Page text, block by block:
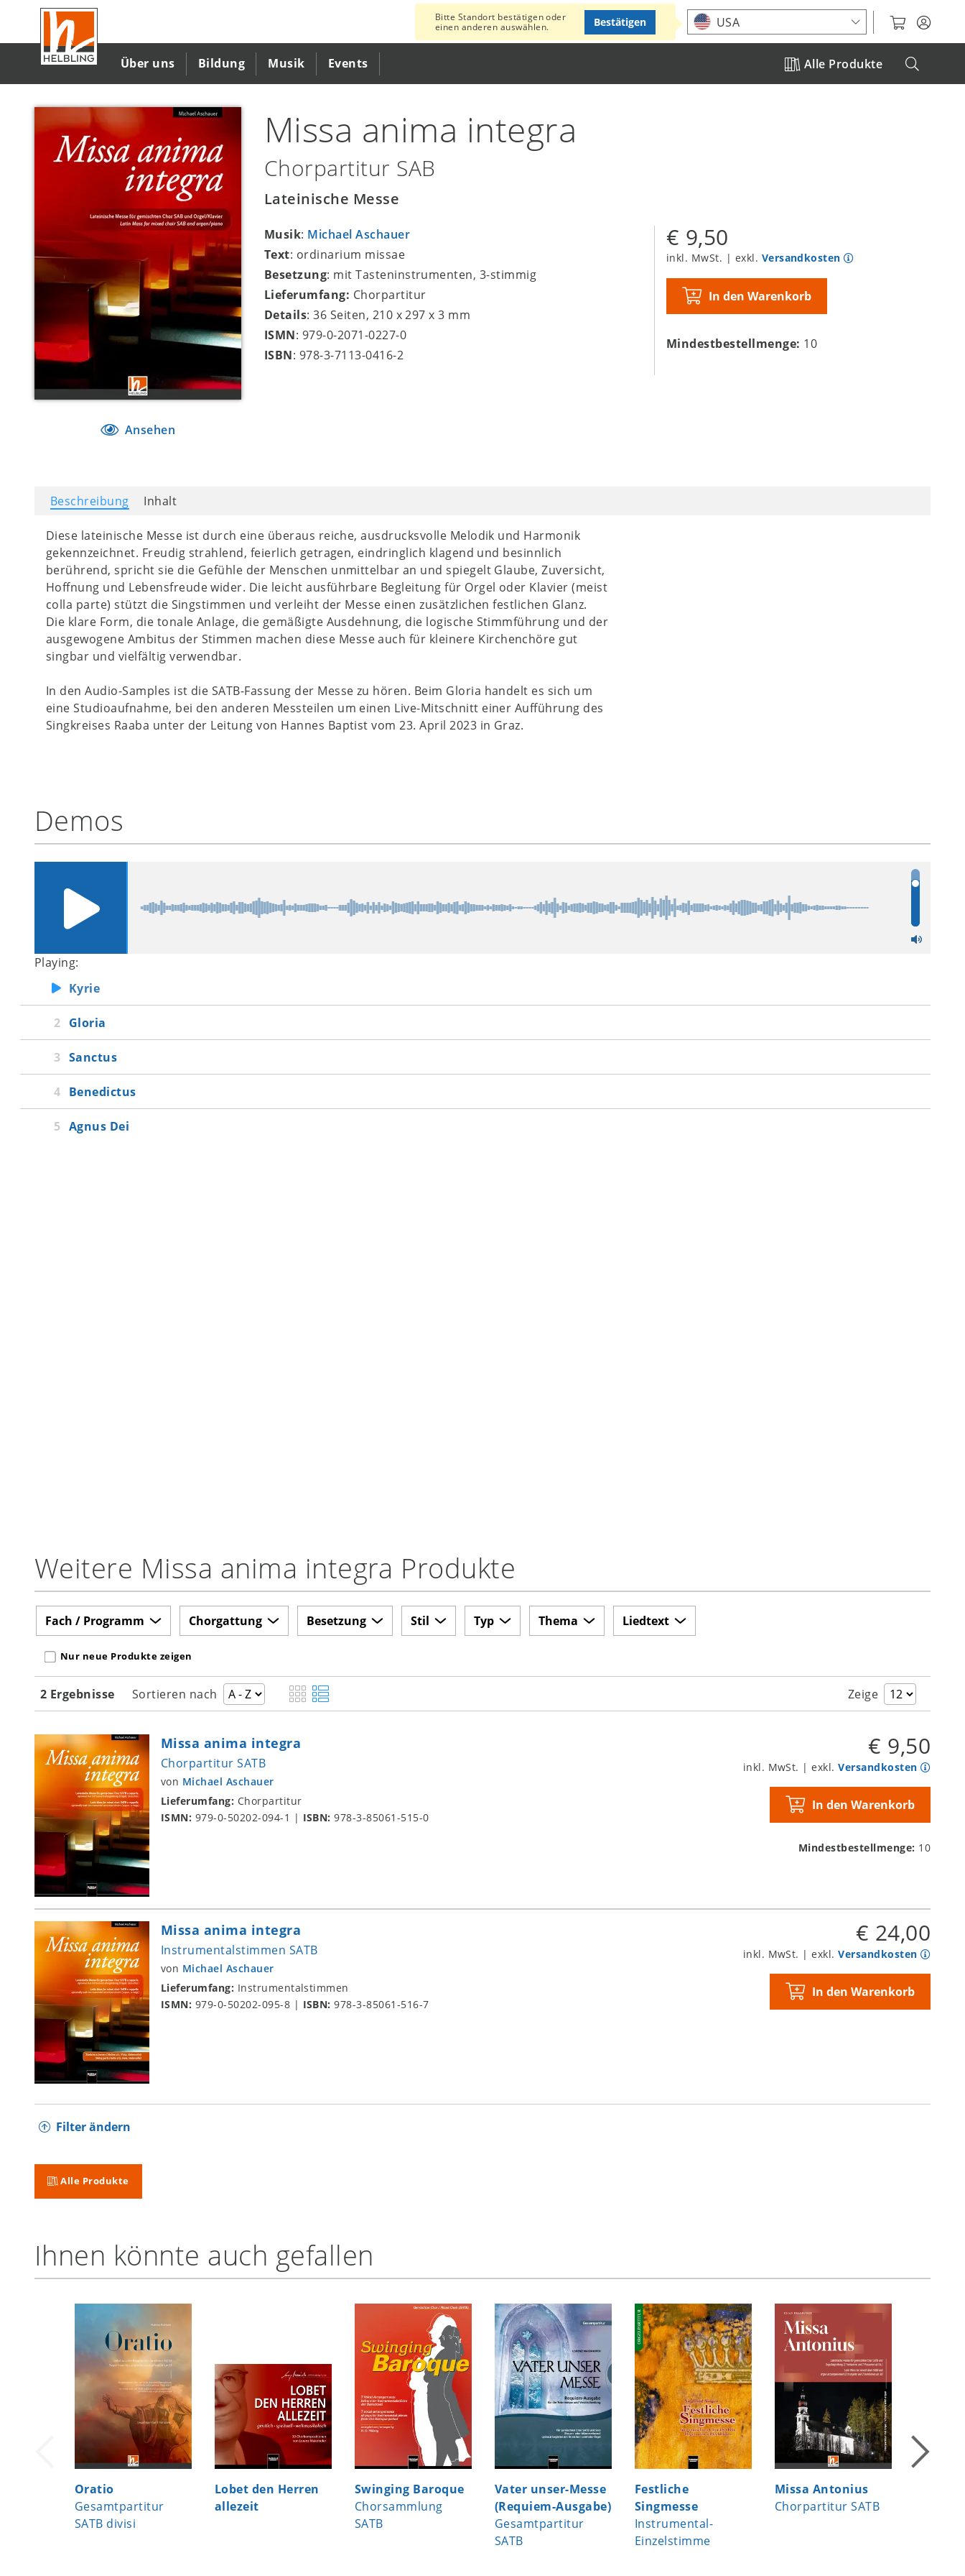
Inhalt
Standort auswählen
Über uns Bildung Musik Events Alle Produkte
Bitte Standort bestätigen oder
einen anderen auswählen.
USA
Bestätigen
Ansehen
Missa anima integra
Chorpartitur SAB
Lateinische Messe
Musik: Michael Aschauer
Text: ordinarium missae
Besetzung: mit Tasteninstrumenten, 3-stimmig
Lieferumfang: Chorpartitur
Details: 36 Seiten, 210 x 297 x 3 mm
ISMN: 979-0-2071-0227-0
ISBN: 978-3-7113-0416-2
€ 9,50
inkl. MwSt. | exkl. Versandkosten
In den Warenkorb
Mindestbestellmenge: 10
Beschreibung Inhalt
Diese lateinische Messe ist durch eine überaus reiche, ausdrucksvolle Melodik und Harmonik
gekennzeichnet. Freudig strahlend, feierlich getragen, eindringlich klagend und besinnlich
berührend, spricht sie die Gefühle der Menschen unmittelbar an und spiegelt Glaube, Zuversicht,
Hoffnung und Lebensfreude wider. Die leicht ausführbare Begleitung für Orgel oder Klavier (meist
colla parte) stützt die Singstimmen und verleiht der Messe einen zusätzlichen festlichen Glanz.
Die klare Form, die tonale Anlage, die gemäßigte Ausdehnung, die logische Stimmführung und der
ausgewogene Ambitus der Stimmen machen diese Messe auch für kleinere Kirchenchöre gut
singbar und vielfältig verwendbar.
In den Audio-Samples ist die SATB-Fassung der Messe zu hören. Beim Gloria handelt es sich um
eine Studioaufnahme, bei den anderen Messteilen um einen Live-Mitschnitt einer Aufführung des
Singkreises Raaba unter der Leitung von Hannes Baptist vom 23. April 2023 in Graz.
Demos
Playing:
Kyrie
Gloria
Sanctus
Benedictus
Agnus Dei
Weitere Missa anima integra Produkte
Nur neue Produkte zeigen
Fach / Programm Chorgattung Besetzung Stil Typ Thema Liedtext
2 Ergebnisse Sortieren nach Zeige
Missa anima integra
Chorpartitur SATB
von Michael Aschauer
Lieferumfang: Chorpartitur
ISMN: 979-0-50202-094-1 | ISBN:978-3-85061-515-0
€ 9,50
inkl. MwSt. | exkl.Versandkosten
In den Warenkorb
Mindestbestellmenge: 10
Missa anima integra
Instrumentalstimmen SATB
von Michael Aschauer
Lieferumfang: Instrumentalstimmen
ISMN: 979-0-50202-095-8 | ISBN:978-3-85061-516-7
€ 24,00
inkl. MwSt. | exkl.Versandkosten
In den Warenkorb
Filter ändern
Alle Produkte
Ihnen könnte auch gefallen
Oratio
Gesamtpartitur
SATB divisi
Lobet den Herren
allezeit
Swinging Baroque
Chorsammlung
SATB
Vater unser-Messe
(Requiem-Ausgabe)
Gesamtpartitur
SATB
Festliche
Singmesse
Instrumental-
Einzelstimme
Missa Antonius
Chorpartitur SATB